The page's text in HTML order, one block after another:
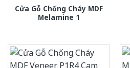
Cửa Gỗ Chống Cháy MDF
Melamine 1